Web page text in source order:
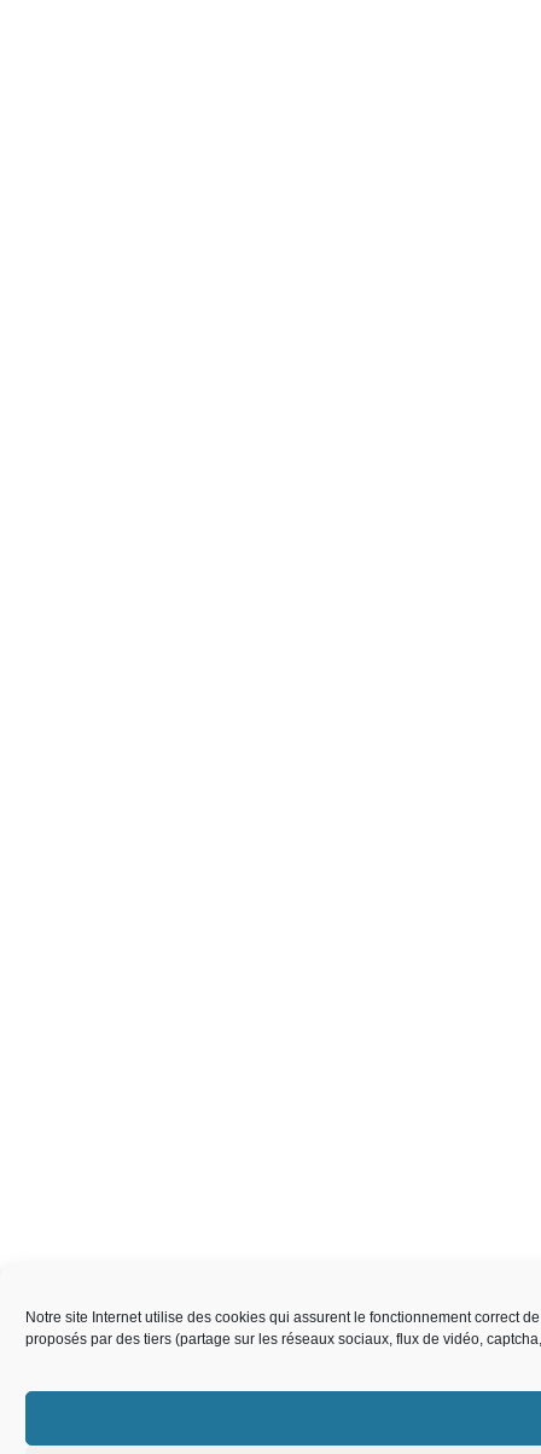
Notre site Internet utilise des cookies qui assurent le fonctionnement correct
proposés par des tiers (partage sur les réseaux sociaux, flux de vidéo,